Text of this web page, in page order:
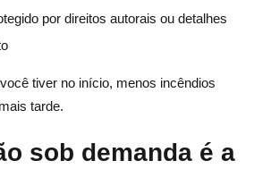
por direitos autorais ou detalhes
tiver no início, menos incêndios
tarde.
sob demanda é a